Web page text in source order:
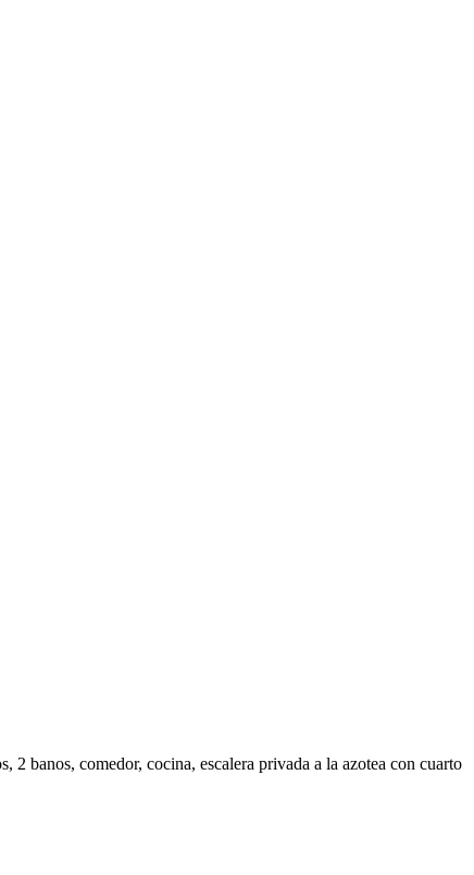
banos, comedor, cocina, escalera privada a la azotea con cuarto